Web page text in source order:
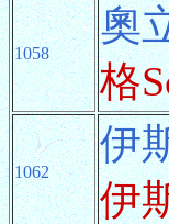
1058
奧
格
1062
伊
伊